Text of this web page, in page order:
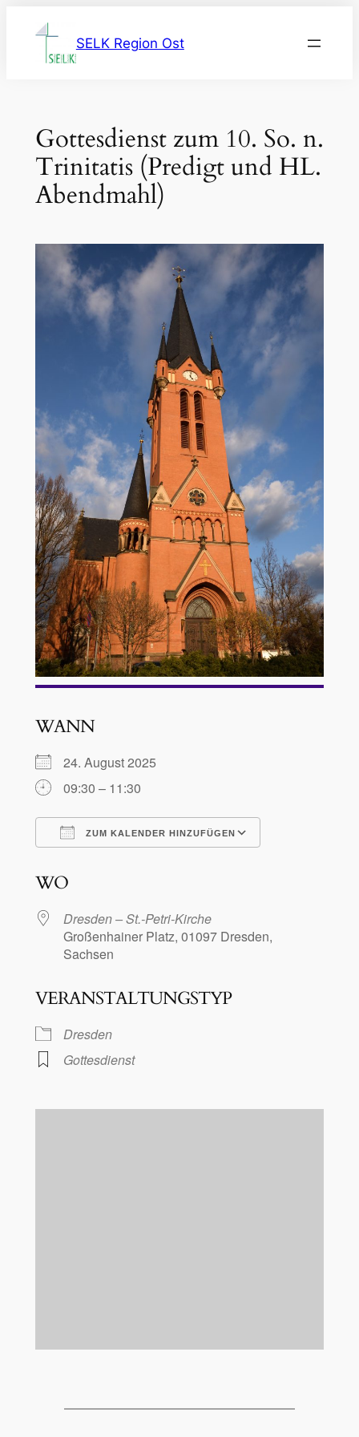
Inhalt
springen
SELK Region Ost
Gottesdienst zum 10. So. n.
Trinitatis (Predigt und HL.
Abendmahl)
WANN
24. August 2025
09:30 – 11:30
ZUM KALENDER HINZUFÜGEN
WO
Dresden – St.-Petri-Kirche
Großenhainer Platz, 01097 Dresden,
Sachsen
VERANSTALTUNGSTYP
Dresden
Gottesdienst